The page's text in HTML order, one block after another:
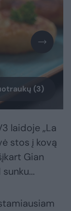
(3)
laidoje „La
stos į kovą
Gian